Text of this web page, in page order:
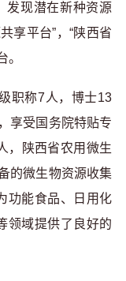
发现潜在新种资源
享平台”，“陕西省
。
职称7人，博士13
享受国务院特贴专
，陕西省农用微生
的微生物资源收集
功能食品、日用化
领域提供了良好的